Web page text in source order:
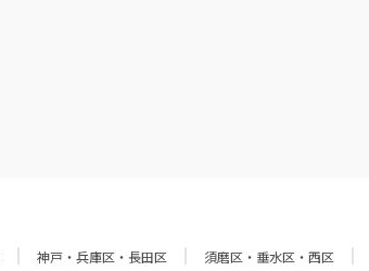
神戸・兵庫区・長田区 須磨区・垂水区・西区